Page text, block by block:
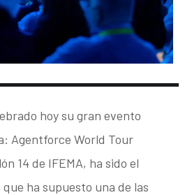
hoy su gran evento
Agentforce World Tour
14 de IFEMA, ha sido el
ha supuesto una de las